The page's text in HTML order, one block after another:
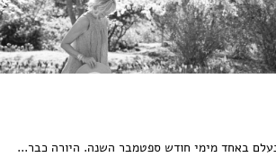
באחד מימי חודש ספטמבר השנה. היורה כבר...